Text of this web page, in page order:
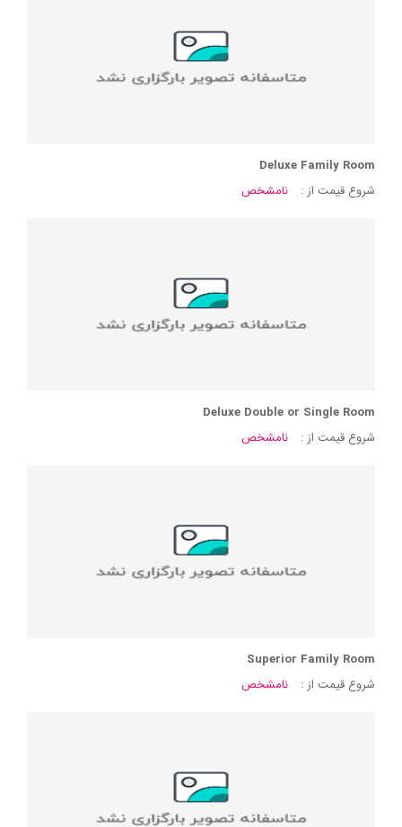
Deluxe Family Room
شروع قیمت از :
نامشخص
Deluxe Double or Single Room
شروع قیمت از :
نامشخص
Superior Family Room
شروع قیمت از :
نامشخص